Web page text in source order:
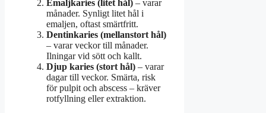
Emaljkaries (litet hål) – varar
månader. Synligt litet hål i
emaljen, oftast smärtfritt.
Dentinkaries (mellanstort hål)
– varar veckor till månader.
Ilningar vid sött och kallt.
Djup karies (stort hål) – varar
dagar till veckor. Smärta, risk
för pulpit och abscess – kräver
rotfyllning eller extraktion.